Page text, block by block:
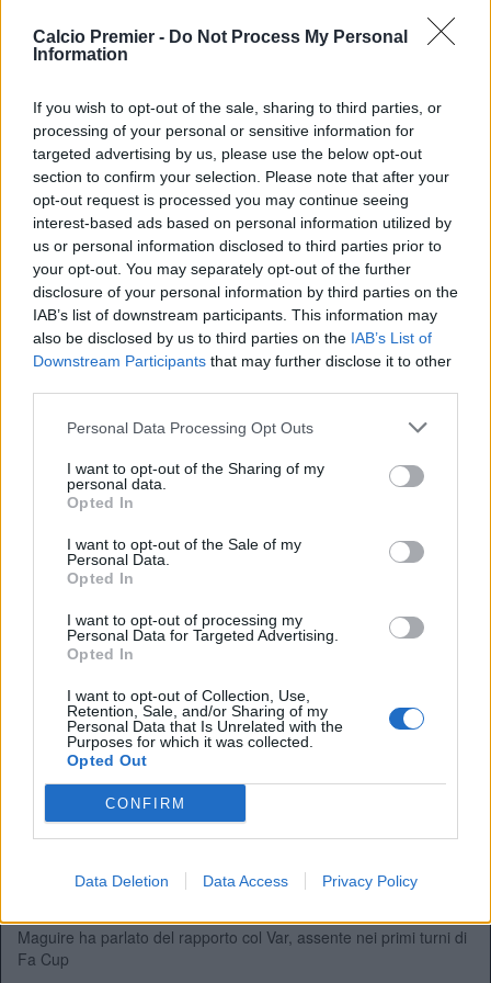
Calcio Premier - Do Not Process My Personal
Information
If you wish to opt-out of the sale, sharing to third parties, or
processing of your personal or sensitive information for
targeted advertising by us, please use the below opt-out
section to confirm your selection. Please note that after your
opt-out request is processed you may continue seeing
interest-based ads based on personal information utilized by
us or personal information disclosed to third parties prior to
your opt-out. You may separately opt-out of the further
disclosure of your personal information by third parties on the
IAB’s list of downstream participants. This information may
also be disclosed by us to third parties on the IAB’s List of
Downstream Participants that may further disclose it to other
Personal Data Processing Opt Outs
I want to opt-out of the Sharing of my
personal data.
Opted In
I want to opt-out of the Sale of my
Personal Data.
Opted In
I want to opt-out of processing my
Personal Data for Targeted Advertising.
Opted In
I want to opt-out of Collection, Use,
Retention, Sale, and/or Sharing of my
Personal Data that Is Unrelated with the
Purposes for which it was collected.
Opted Out
CONFIRM
Data Deletion Data Access Privacy Policy
partita che i minuti del centrale inglese sarebbero state …
Continued
Maguire costa troppo. Lo
United lo lascerà andare a
giugno
13 Marzo 2025
Byredazione cp
Harry Maguire lascerà il Manchester United. Il suo contratto pesa
troppo sulle casse dei red devils
Amorim: “Maguire merita la
Nazionale. È un leader”
redazione cp
Harry Maguire potrebbe tornare un Nazionale. Amorim appoggia
la sua candidatura
Maguire: “Amorim sa cosa
serve per invertire la rotta”
23 Gennaio 2025
redazione cp
Manchester United. harry Maguire ha fiducia in lui
La riflessione di Maguire:
“Senza Var è dura, abbiamo
bisogno di certezze”
Niccolò Meoni
Maguire ha parlato del rapporto col Var, assente nei primi turni di
Fa Cup